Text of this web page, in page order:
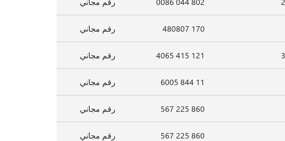
170 480807 رقم مجاني
121 415 4065 رقم مجاني
11 844 6005 رقم مجاني
860 225 567 رقم مجاني
860 225 567 رقم مجاني